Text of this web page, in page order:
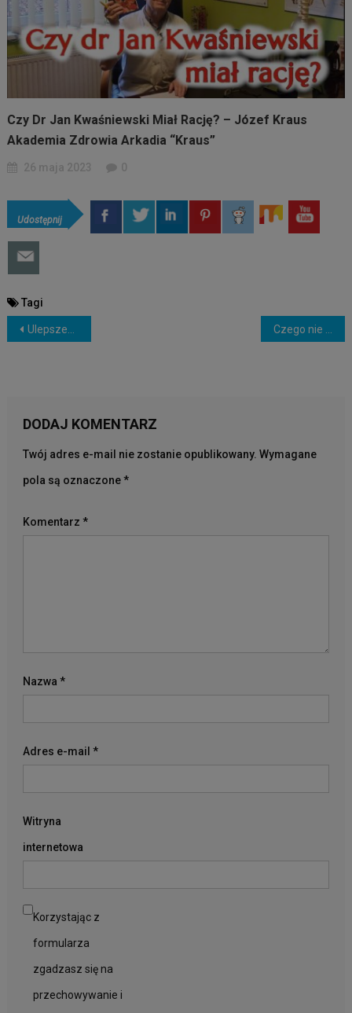
Czy Dr Jan Kwaśniewski Miał Rację? – Józef Kraus
Akademia Zdrowia Arkadia “Kraus”
26 maja 2023 0
Udostępnij
Tagi
NAWIGACJA
WPISU
Ulepszenia auta – Zrób to sam !!!
DODAJ KOMENTARZ
Twój adres e-mail nie zostanie opublikowany. Wymagane
pola są oznaczone*
Komentarz *
Nazwa *
Adres e-mail *
Witryna
internetowa
Korzystając z
formularza
zgadzasz się na
przechowywanie i